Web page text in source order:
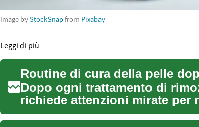
Image byStockSnapfrom Pixabay
Leggi di più
Routine di cura della pelle
Dopo ogni trattamento di
richiede attenzioni mirate per
pe...